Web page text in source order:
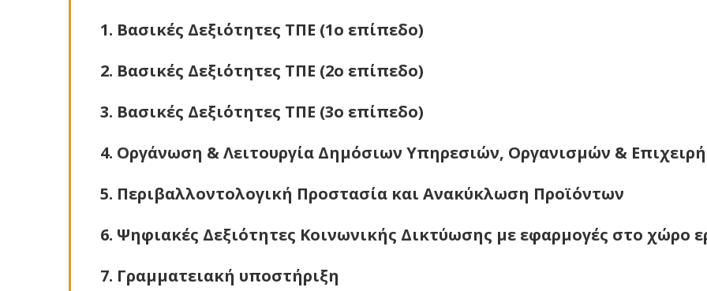
1. Βασικές Δεξιότητες ΤΠΕ (1ο επίπεδο)
2. Βασικές Δεξιότητες ΤΠΕ (2ο επίπεδο)
3. Βασικές Δεξιότητες ΤΠΕ (3ο επίπεδο)
4. Οργάνωση & Λειτουργία Δημόσιων Υπηρεσιών, Οργανισμών &
5. Περιβαλλοντολογική Προστασία και Ανακύκλωση Προϊόντων
6. Ψηφιακές Δεξιότητες Κοινωνικής Δικτύωσης με εφαρμογές στο χώρο
7. Γραμματειακή υποστήριξη